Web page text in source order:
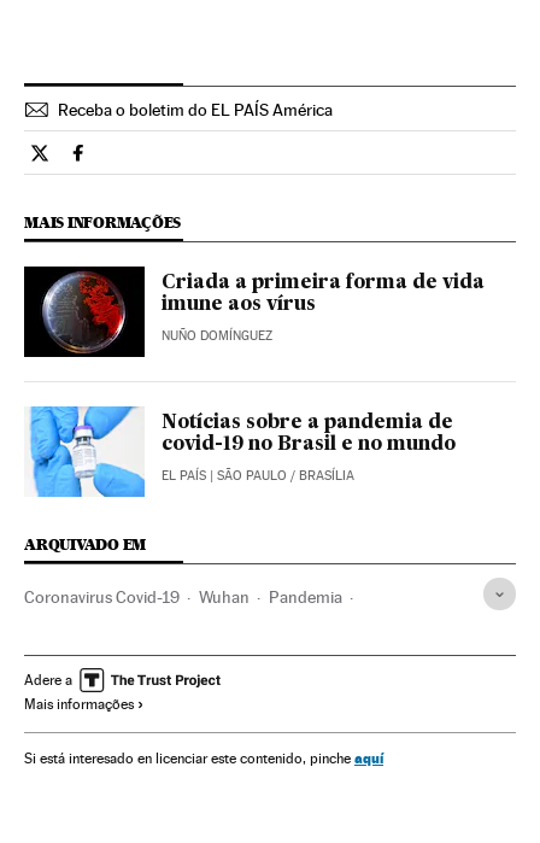
Receba o boletim do EL PAÍS América
Tecnologia El País Brasil en Twitter
Tecnologia El País Brasil en Facebook
MAIS INFORMAÇÕES
Criada a primeira forma de vida
imune aos vírus
NUÑO DOMÍNGUEZ
Notícias sobre a pandemia de
covid-19 no Brasil e no mundo
EL PAÍS | SÃO PAULO / BRASÍLIA
ARQUIVADO EM
Coronavirus Covid-19 Wuhan Pandemia
revistas científicas Twitter
Adere a
Mais informações
Si está interesado en licenciar este contenido, pinche aquí